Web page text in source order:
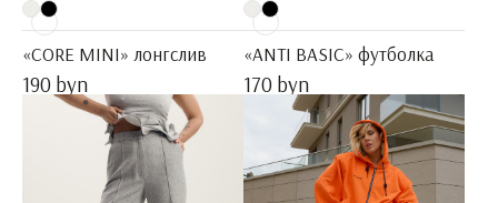
«CORE MINI» лонгслив
190 byn
«ANTI BASIC» футболка
170 byn